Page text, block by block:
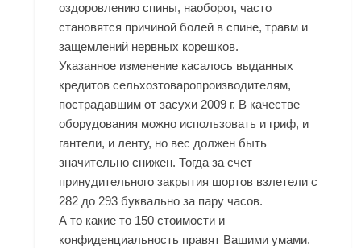
оздоровлению спины, наоборот, часто
становятся причиной болей в спине, травм и
защемлений нервных корешков.
Указанное изменение касалось выданных
кредитов сельхозтоваропроизводителям,
пострадавшим от засухи 2009 г. В качестве
оборудования можно использовать и гриф, и
гантели, и ленту, но вес должен быть
значительно снижен. Тогда за счет
принудительного закрытия шортов взлетели с
282 до 293 буквально за пару часов.
А то какие то 150 стоимости и
конфиденциальность правят Вашими умами.